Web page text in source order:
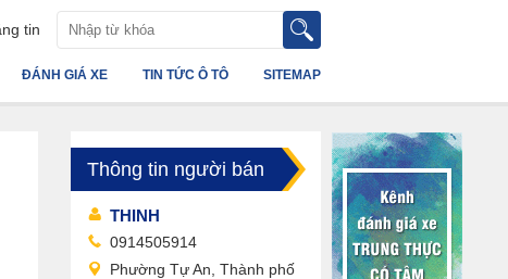
tin
SITEMAP
TIN TỨC Ô TÔ
ĐÁNH GIÁ XE
Thông tin người bán
THINH
0914505914
Phường Tự An, Thành phố